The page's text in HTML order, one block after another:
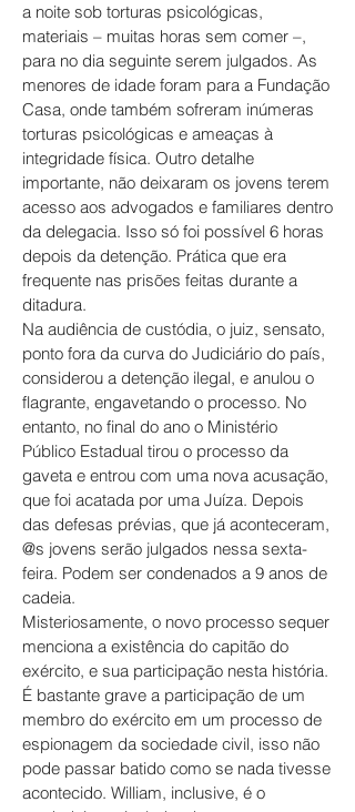
a noite sob torturas psicológicas,
materiais – muitas horas sem comer –,
para no dia seguinte serem julgados. As
menores de idade foram para a Fundação
Casa, onde também sofreram inúmeras
torturas psicológicas e ameaças à
integridade física. Outro detalhe
importante, não deixaram os jovens terem
acesso aos advogados e familiares dentro
da delegacia. Isso só foi possível 6 horas
depois da detenção. Prática que era
frequente nas prisões feitas durante a
ditadura.
Na audiência de custódia, o juiz, sensato,
ponto fora da curva do Judiciário do país,
considerou a detenção ilegal, e anulou o
flagrante, engavetando o processo. No
entanto, no final do ano o Ministério
Público Estadual tirou o processo da
gaveta e entrou com uma nova acusação,
que foi acatada por uma Juíza. Depois
das defesas prévias, que já aconteceram,
@s jovens serão julgados nessa sexta-
feira. Podem ser condenados a 9 anos de
cadeia.
Misteriosamente, o novo processo sequer
menciona a existência do capitão do
exército, e sua participação nesta história.
É bastante grave a participação de um
membro do exército em um processo de
espionagem da sociedade civil, isso não
pode passar batido como se nada tivesse
acontecido. William, inclusive, é o